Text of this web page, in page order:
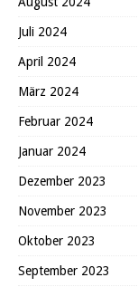
Juli 2024
April 2024
März 2024
Februar 2024
Januar 2024
Dezember 2023
November 2023
Oktober 2023
September 2023